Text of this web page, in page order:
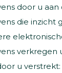
door u aan
die inzicht
verkregen
u verstrekt: